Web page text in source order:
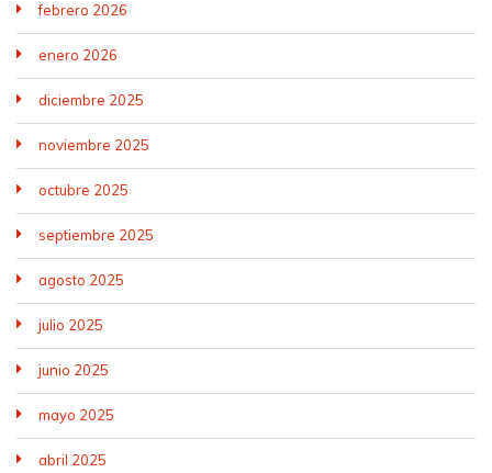
febrero 2026
enero 2026
diciembre 2025
noviembre 2025
octubre 2025
septiembre 2025
agosto 2025
julio 2025
junio 2025
mayo 2025
abril 2025